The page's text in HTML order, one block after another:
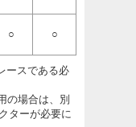
○ ○
ースである必
の場合は、別
ターが必要に